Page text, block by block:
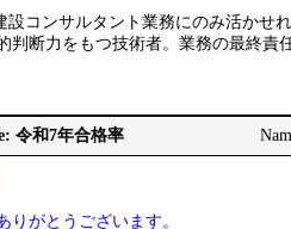
設コンサルタント業務にのみ活かせ
判断力をもつ技術者。業務の最終責
令和7年合格率
りがとうございます。